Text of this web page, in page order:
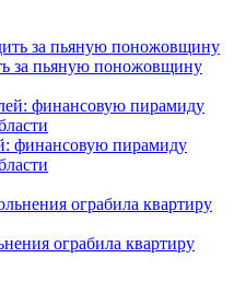
за пьяную поножовщину
финансовую пирамиду
ограбила квартиру